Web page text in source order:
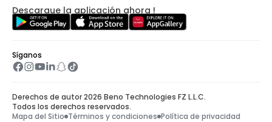
Descargue la aplicación ahora !
Síganos
Derechos de autor 2026 Beno Technologies FZ L.L.C.
Todos los derechos reservados.
Mapa del Sitio Términos y condiciones Política de privacidad